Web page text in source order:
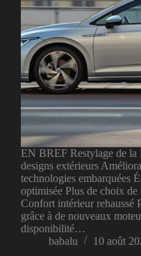
EN BREF Restylage de la
designs extérieurs
technologies embarquées
optimisée Plus de choix
Confort intérieur rehaussé
grâce à de nouveaux
disponibilité…
babalu
10 août